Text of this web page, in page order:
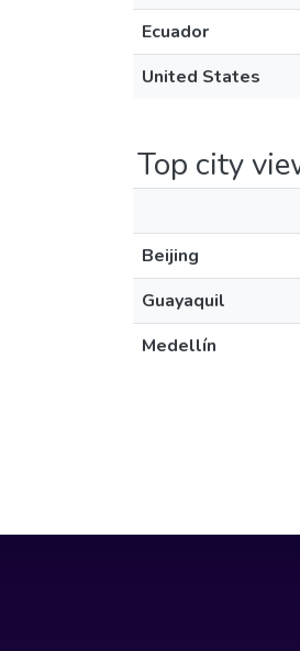
Ecuador
United States
Top city
Beijing
Guayaquil
Medellín